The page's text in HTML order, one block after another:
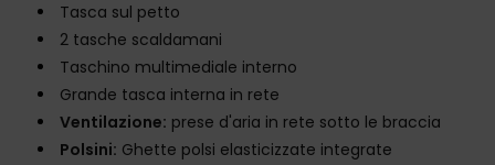
Tasca sul petto
2 tasche scaldamani
Taschino multimediale interno
Grande tasca interna in rete
Ventilazione: prese d'aria in rete sotto le braccia
Polsini: Ghette polsi elasticizzate integrate